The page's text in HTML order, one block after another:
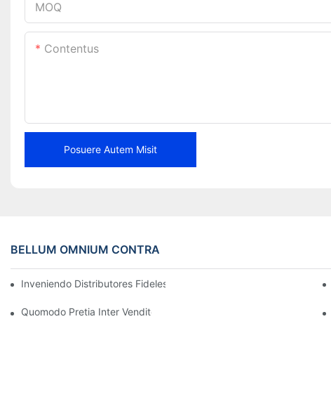
MOQ
Contentus
Posuere Autem Misit
BELLUM OMNIUM CONTRA
Inveniendo Distributores Fideles Fasciarum Freni pro Negotio Tuo
Quomodo Pretia Inter Venditores Fasciarum Freni Comparare